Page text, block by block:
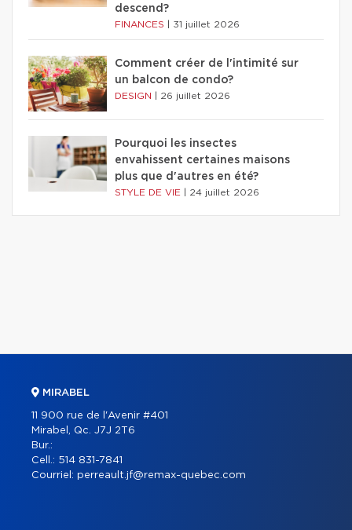
descend?
FINANCES 31 juillet 2026
Comment créer de l'intimité sur
un balcon de condo?
DESIGN 26 juillet 2026
Pourquoi les insectes
envahissent certaines maisons
plus que d'autres en été?
STYLE DE VIE 24 juillet 2026
MIRABEL
11 900 rue de l'Avenir #401
Mirabel, Qc. J7J 2T6
Bur.:
Cell.: 514 831-7841
Courriel: perreault.jf@remax-quebec.com